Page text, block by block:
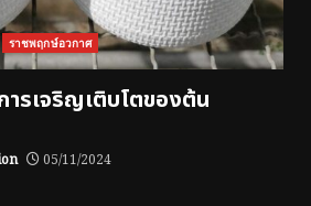
ราชพฤกษ์อวกาศ
รเจริญเติบโตของต้น
05/11/2024